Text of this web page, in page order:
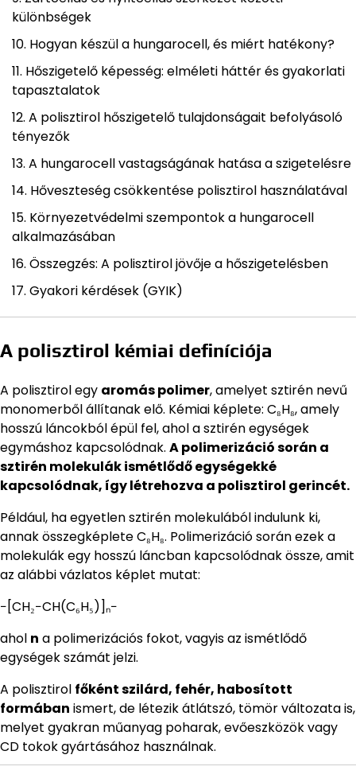
különbségek
Hogyan készül a hungarocell, és miért hatékony?
Hőszigetelő képesség: elméleti háttér és gyakorlati
tapasztalatok
A polisztirol hőszigetelő tulajdonságait befolyásoló
tényezők
A hungarocell vastagságának hatása a szigetelésre
Hőveszteség csökkentése polisztirol használatával
Környezetvédelmi szempontok a hungarocell
alkalmazásában
Összegzés: A polisztirol jövője a hőszigetelésben
Gyakori kérdések (GYIK)
A polisztirol kémiai definíciója
A polisztirol egy aromás polimer, amelyet sztirén nevű
monomerből állítanak elő. Kémiai képlete: C₈H₈, amely
hosszú láncokból épül fel, ahol a sztirén egységek
egymáshoz kapcsolódnak. A polimerizáció során a
sztirén molekulák ismétlődő egységekké
kapcsolódnak, így létrehozva a polisztirol gerincét.
Például, ha egyetlen sztirén molekulából indulunk ki,
annak összegképlete C₈H₈. Polimerizáció során ezek a
molekulák egy hosszú láncban kapcsolódnak össze, amit
az alábbi vázlatos képlet mutat:
−[CH₂−CH(C₆H₅)]ₙ−
ahol n a polimerizációs fokot, vagyis az ismétlődő
egységek számát jelzi.
A polisztirol főként szilárd, fehér, habosított
formában ismert, de létezik átlátszó, tömör változata is,
melyet gyakran műanyag poharak, evőeszközök vagy
CD tokok gyártásához használnak.